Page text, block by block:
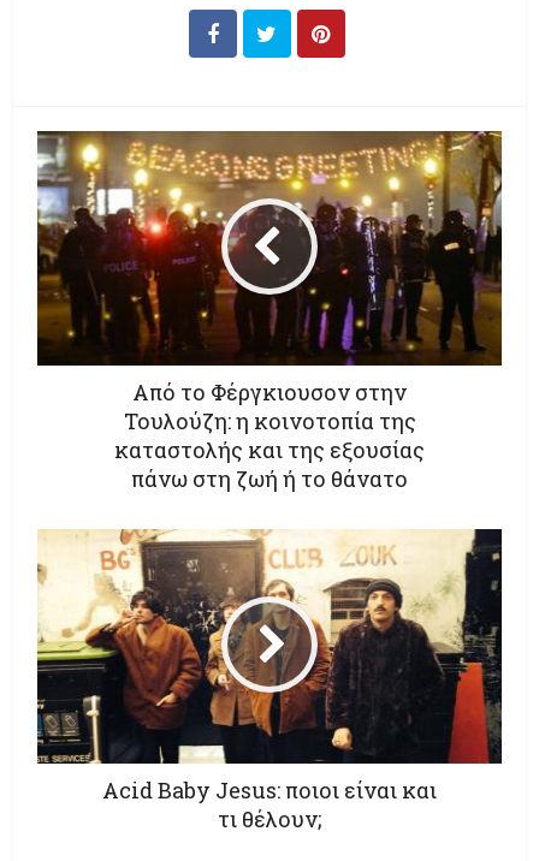
Από το Φέργκιουσον στην
Τουλούζη: η κοινοτοπία της
καταστολής και της εξουσίας
πάνω στη ζωή ή το θάνατο
Acid Baby Jesus: ποιοι είναι και
τι θέλουν;